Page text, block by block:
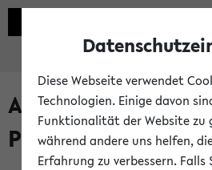
Alle noch
Prüfungen
Diese Webseite verwendet
Technologien. Einige davon
Funktionalität der Website zu
während andere uns helfen,
Erfahrung zu verbessern. Falls